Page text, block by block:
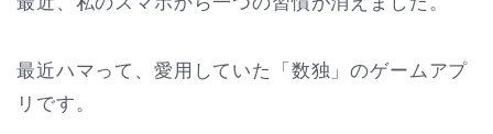
最近ハマって、愛用していた「数独」のゲームアプ
リです。